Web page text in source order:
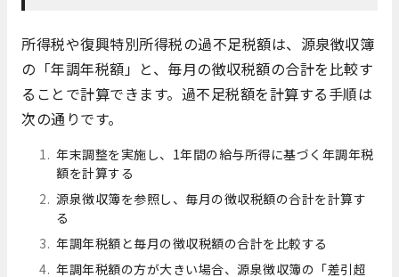
所得税や復興特別所得税の過不足税額は、源泉徴収簿
の「年調年税額」と、毎月の徴収税額の合計を比較す
ることで計算できます。過不足税額を計算する手順は
次の通りです。
年末調整を実施し、1年間の給与所得に基づく年調年税
額を計算する
源泉徴収簿を参照し、毎月の徴収税額の合計を計算す
る
年調年税額と毎月の徴収税額の合計を比較する
年調年税額の方が大きい場合、源泉徴収簿の「差引超